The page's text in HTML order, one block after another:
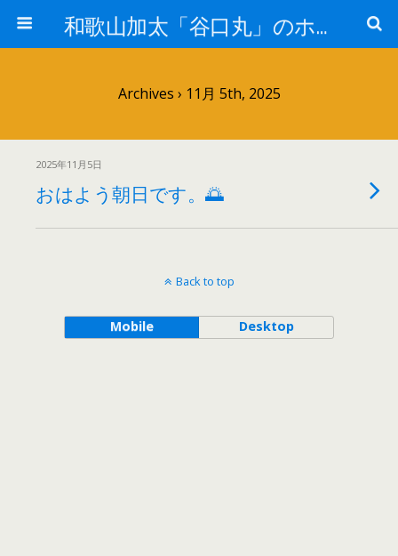
和歌山加太「谷口丸」のホームページ
Archives › 11月 5th, 2025
2025年11月5日
おはよう朝日です。🌅
Back to top
Mobile Desktop